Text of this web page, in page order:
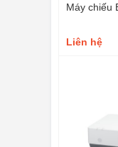
Máy chiếu
Liên hệ